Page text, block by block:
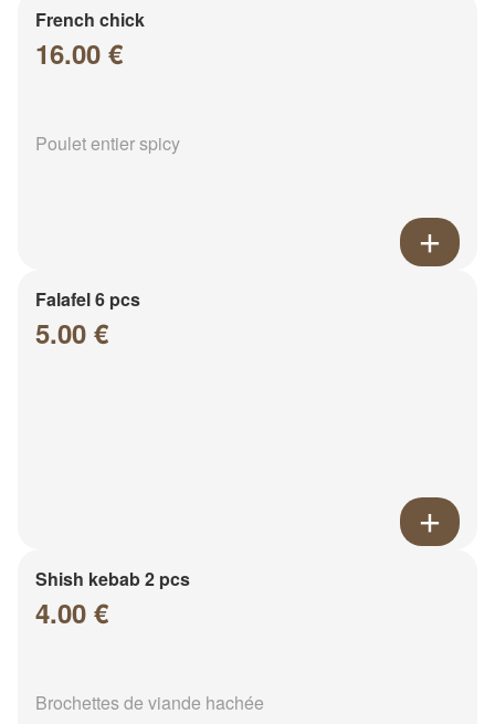
French chick
16.00 €
Poulet entier spicy
Falafel 6 pcs
5.00 €
Shish kebab 2 pcs
4.00 €
Brochettes de viande hachée